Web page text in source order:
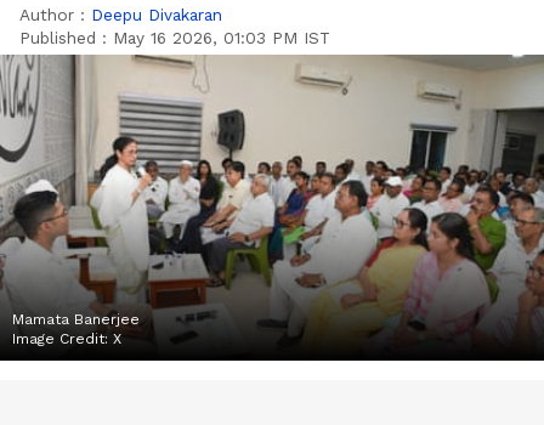
Author : Deepu Divakaran
Published : May 16 2026, 01:03 PM IST
Mamata Banerjee
Image Credit: X